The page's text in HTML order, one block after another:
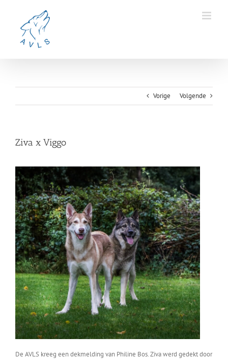
Vorige Volgende
Ziva x Viggo
De AVLS kreeg een dekmelding van Philine Bos. Ziva werd gedekt door